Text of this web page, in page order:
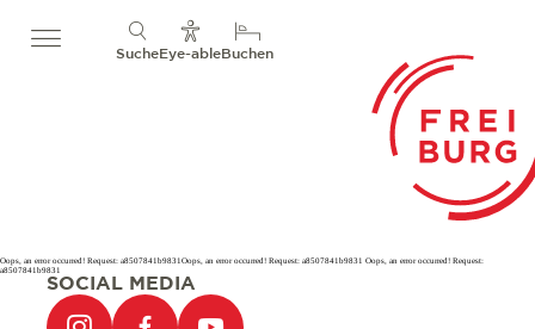
SucheEye-ableBuchen
Oops, an error occurred! Request: a8507841b9831Oops, an error occurred! Request: a8507841b9831 Oops, an error occurred! Request:
a8507841b9831
SOCIAL MEDIA